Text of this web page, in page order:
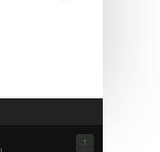
↑